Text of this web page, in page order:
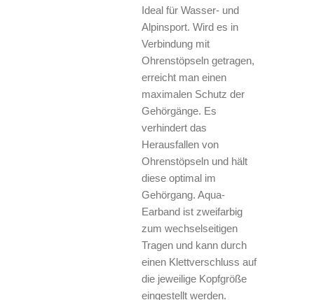
Ideal für Wasser- und
Alpinsport. Wird es in
Verbindung mit
Ohrenstöpseln getragen,
erreicht man einen
maximalen Schutz der
Gehörgänge. Es
verhindert das
Herausfallen von
Ohrenstöpseln und hält
diese optimal im
Gehörgang. Aqua-
Earband ist zweifarbig
zum wechselseitigen
Tragen und kann durch
einen Klettverschluss auf
die jeweilige Kopfgröße
eingestellt werden.